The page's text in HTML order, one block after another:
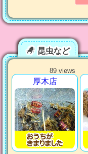
昆虫など
89 views
厚木店